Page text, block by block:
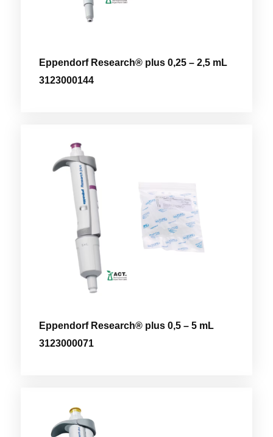
Eppendorf Research® plus 0,25 – 2,5 mL
3123000144
Eppendorf Research® plus 0,5 – 5 mL
3123000071